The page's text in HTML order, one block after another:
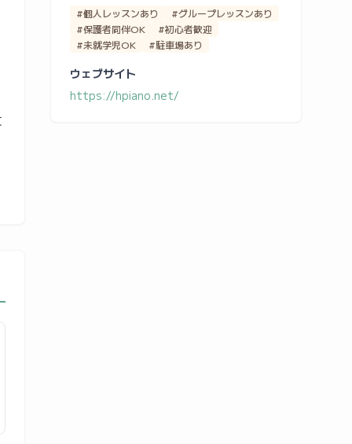
#個人レッスンあり
#グループレッスンあり
#保護者同伴OK
#初心者歓迎
#未就学児OK
#駐車場あり
ウェブサイト
https://hpiano.net/